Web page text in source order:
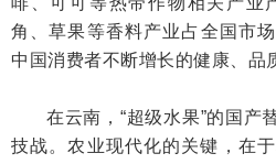
角、草果等香料产业占全国市
中国消费者不断增长的健康、品
在云南，“超级水果”的国产
技战。农业现代化的关键，在